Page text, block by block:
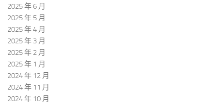
2025 年 6 月
2025 年 5 月
2025 年 4 月
2025 年 3 月
2025 年 2 月
2025 年 1 月
2024 年 12 月
2024 年 11 月
2024 年 10 月